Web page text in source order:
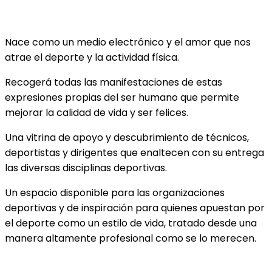
Nace como un medio electrónico y el amor que nos
atrae el deporte y la actividad física.
Recogerá todas las manifestaciones de estas
expresiones propias del ser humano que permite
mejorar la calidad de vida y ser felices.
Una vitrina de apoyo y descubrimiento de técnicos,
deportistas y dirigentes que enaltecen con su entrega
las diversas disciplinas deportivas.
Un espacio disponible para las organizaciones
deportivas y de inspiración para quienes apuestan por
el deporte como un estilo de vida, tratado desde una
manera altamente profesional como se lo merecen.